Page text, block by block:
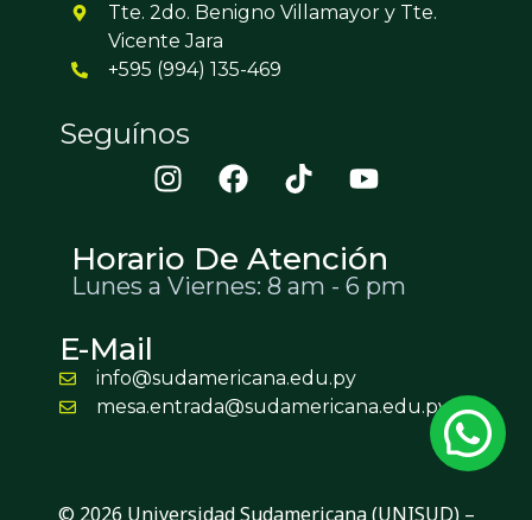
Tte. 2do. Benigno Villamayor y Tte.
Vicente Jara
+595 (994) 135-469
Seguínos
Horario De Atención
Lunes a Viernes: 8 am - 6 pm
E-Mail
info@sudamericana.edu.py
mesa.entrada@sudamericana.edu.py
© 2026 Universidad Sudamericana (UNISUD) –